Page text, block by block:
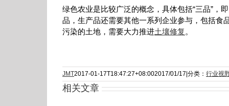
绿色农业是比较广泛的概念，具体包括“三品”，
品，生产品还需要其他一系列企业参与，包括食
污染的土地，需要大力推进土壤修复 。
JMT2017-01-17T18:47:27+08:002017/01/17 分类： 行业视
相关文章